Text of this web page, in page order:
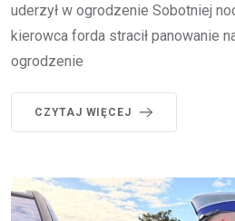
uderzył w ogrodzenie Sobotniej
kierowca forda stracił panowanie
ogrodzenie
CZYTAJ WIĘCEJ